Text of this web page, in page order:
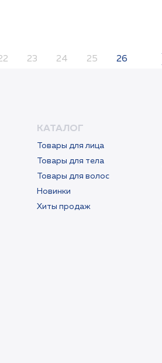
23 24 25 26
КАТАЛОГ
Товары для лица
Товары для тела
Товары для волос
Новинки
Хиты продаж